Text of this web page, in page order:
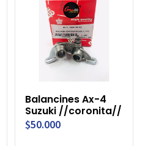
Balancines Ax-4
Suzuki //coronita//
$50.000